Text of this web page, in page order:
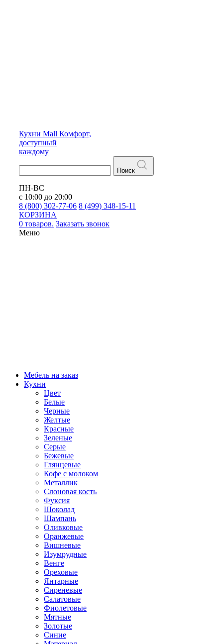
Кухни Mall Комфорт,
доступный
каждому
Поиск
ПН-ВС
с 10:00 до 20:00
8 (800) 302-77-06 8 (499) 348-15-11
КОРЗИНА
0 товаров. Заказать звонок
Меню
Мебель на заказ
Кухни
Цвет
Белые
Черные
Желтые
Красные
Зеленые
Серые
Бежевые
Глянцевые
Кофе с молоком
Металлик
Слоновая кость
Фуксия
Шоколад
Шампань
Оливковые
Оранжевые
Вишневые
Изумрудные
Венге
Ореховые
Янтарные
Сиреневые
Салатовые
Фиолетовые
Мятные
Золотые
Синие